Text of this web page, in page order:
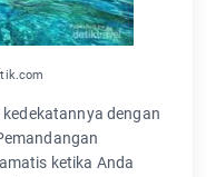
dengan
ketika Anda